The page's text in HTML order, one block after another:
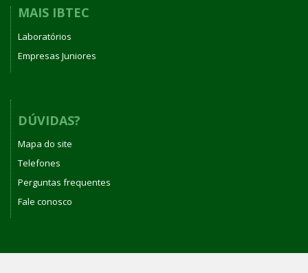
MAIS IBTEC
Laboratórios
Empresas Juniores
DÚVIDAS?
Mapa do site
Telefones
Perguntas frequentes
Fale conosco